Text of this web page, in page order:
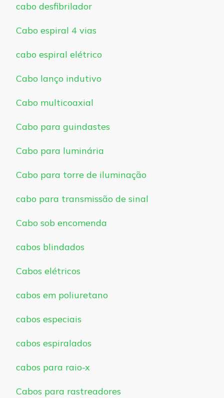
cabo desfibrilador
Cabo espiral 4 vias
cabo espiral elétrico
Cabo lanço indutivo
Cabo multicoaxial
Cabo para guindastes
Cabo para luminária
Cabo para torre de iluminação
cabo para transmissão de sinal
Cabo sob encomenda
cabos blindados
Cabos elétricos
cabos em poliuretano
cabos especiais
cabos espiralados
cabos para raio-x
Cabos para rastreadores